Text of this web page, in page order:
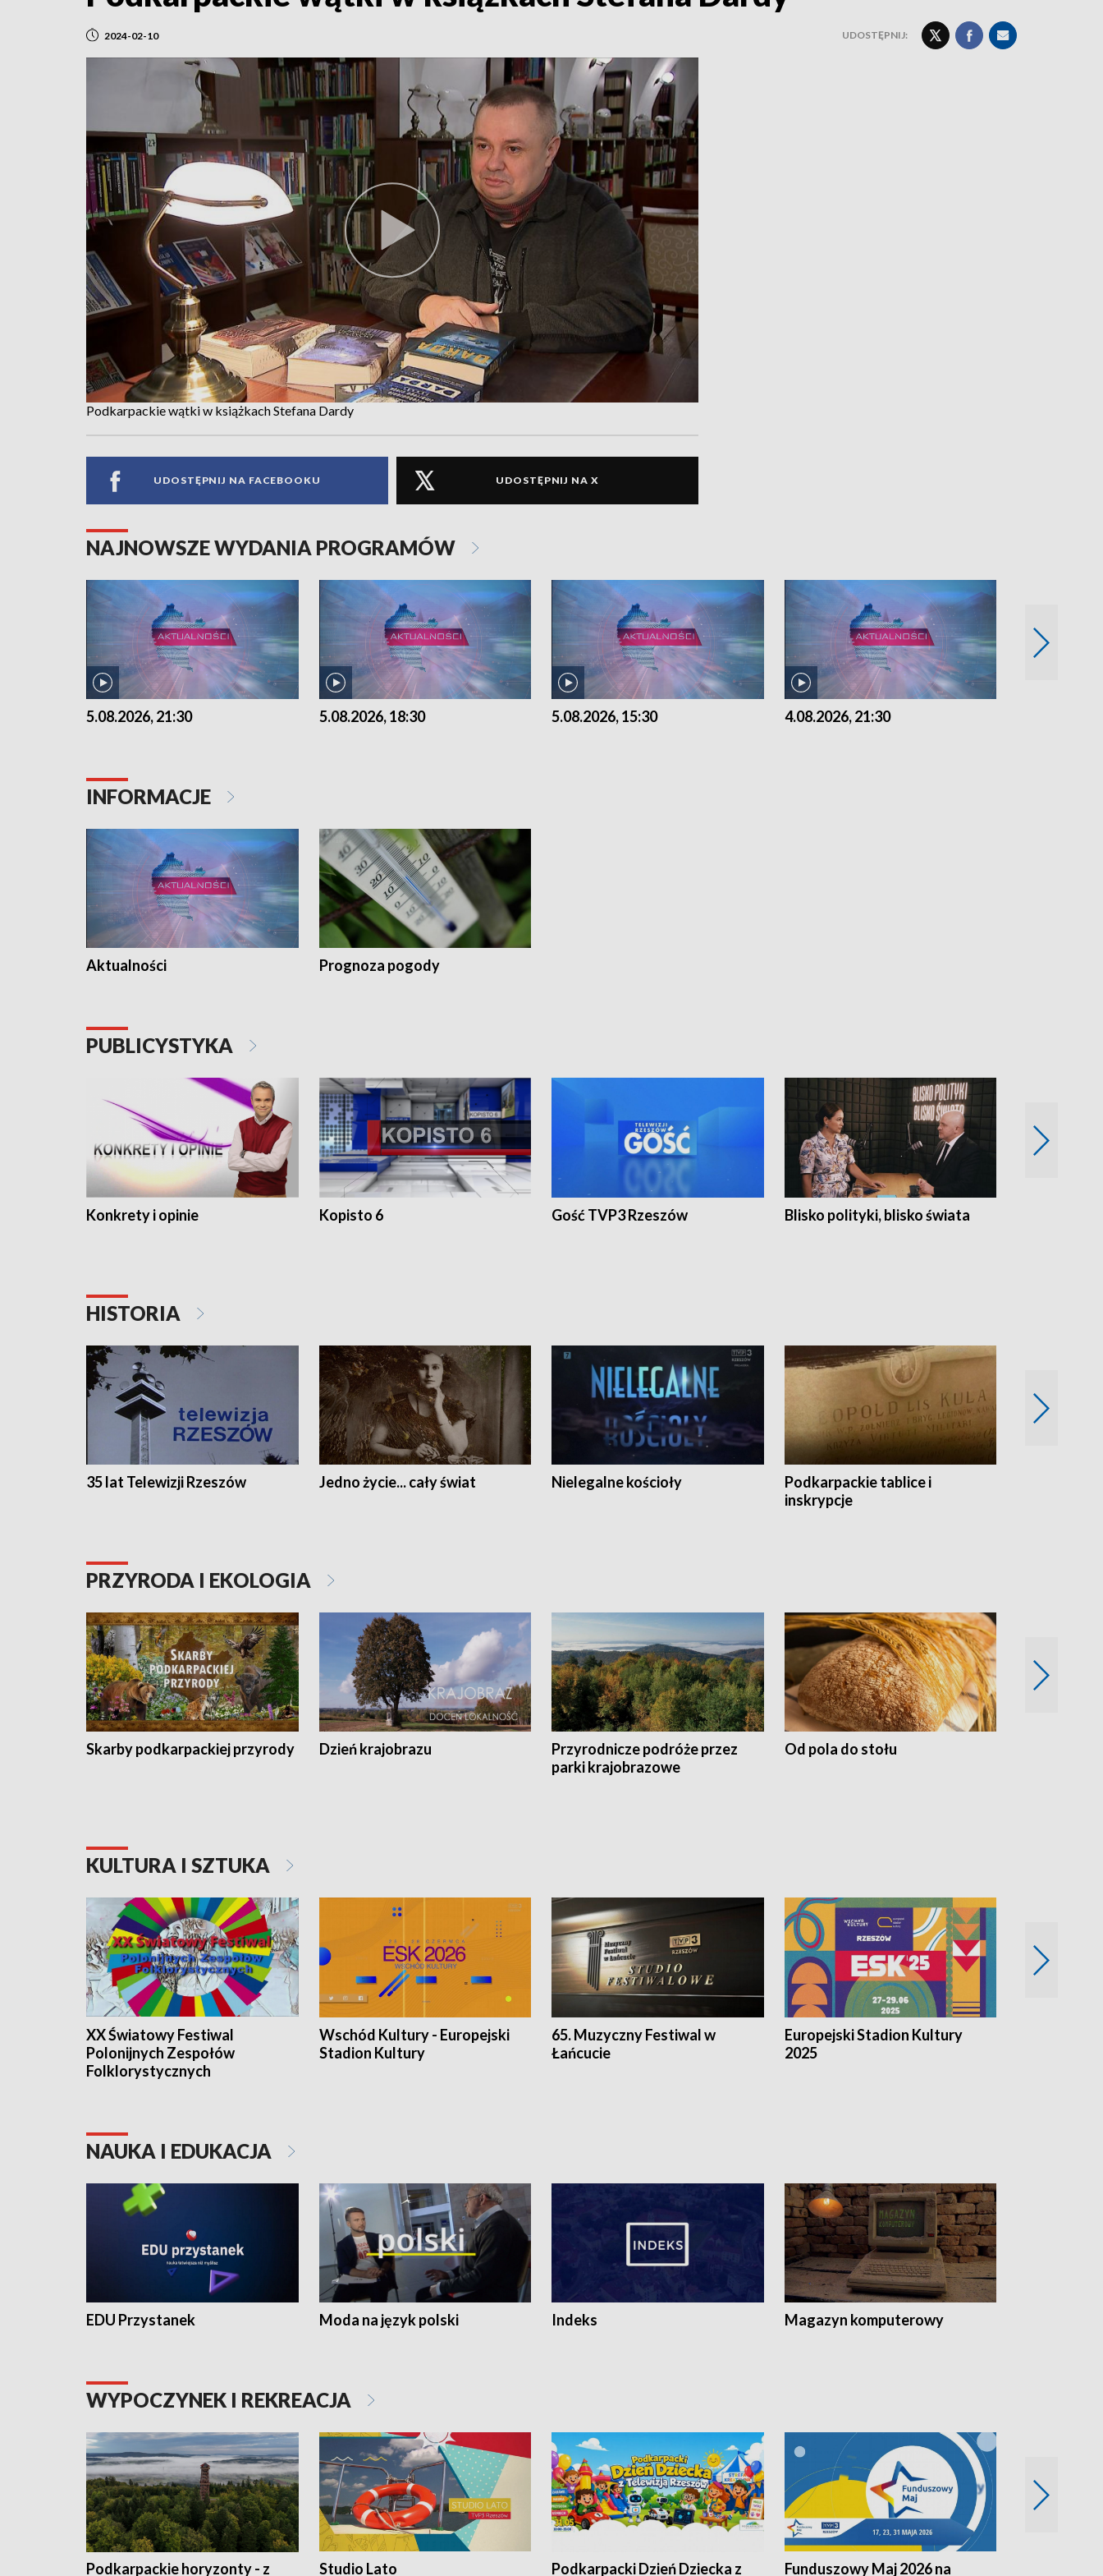
2024-02-10 UDOSTĘPNIJ:
Podkarpackie wątki w książkach Stefana Dardy
UDOSTĘPNIJ NA FACEBOOKU UDOSTĘPNIJ NA X
NAJNOWSZE WYDANIA PROGRAMÓW
5.08.2026, 21:30 5.08.2026, 18:30 5.08.2026, 15:30 4.08.2026, 21:30
INFORMACJE
Aktualności Prognoza pogody
PUBLICYSTYKA
Konkrety i opinie Kopisto 6 Gość TVP3 Rzeszów Blisko polityki, blisko świata
HISTORIA
35 lat Telewizji Rzeszów Jedno życie... cały świat Nielegalne kościoły
Podkarpackie tablice i
inskrypcje
PRZYRODA I EKOLOGIA
Skarby podkarpackiej przyrody Dzień krajobrazu
Przyrodnicze podróże przez
parki krajobrazowe
Od pola do stołu
KULTURA I SZTUKA
XX Światowy Festiwal
Polonijnych Zespołów
Folklorystycznych
Wschód Kultury - Europejski
Stadion Kultury
65. Muzyczny Festiwal w
Łańcucie
Europejski Stadion Kultury
2025
NAUKA I EDUKACJA
EDU Przystanek Moda na język polski Indeks Magazyn komputerowy
WYPOCZYNEK I REKREACJA
Podkarpackie horyzonty - z Studio Lato Podkarpacki Dzień Dziecka z Funduszowy Maj 2026 na